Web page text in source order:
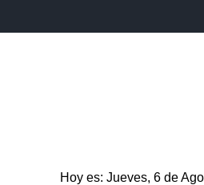
Hoy es: Jueves, 6 de